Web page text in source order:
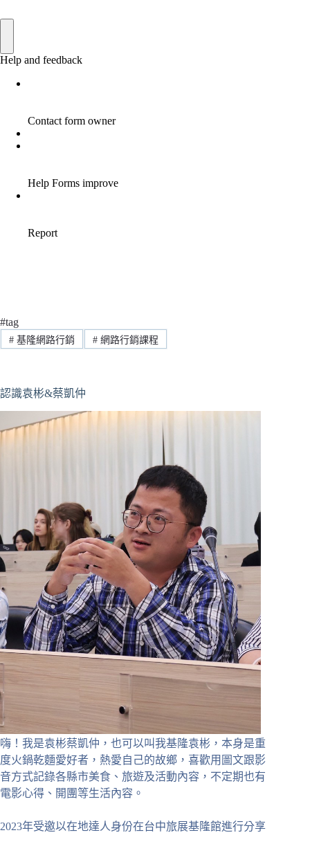
#tag
#基隆網路行銷 #網路行銷課程
認識袁彬&蔡凱仲
嗨！我是袁彬蔡凱仲，也可以叫我基隆袁彬，本身是重
度火鍋乾麵愛好者，熱愛自己的故鄉，喜歡用圖文跟影
音方式記錄各縣市美食、旅遊及活動內容，不定期也有
電影心得、開團等生活內容。
2023年受邀以在地達人身份在台中旅展基隆館進行分享